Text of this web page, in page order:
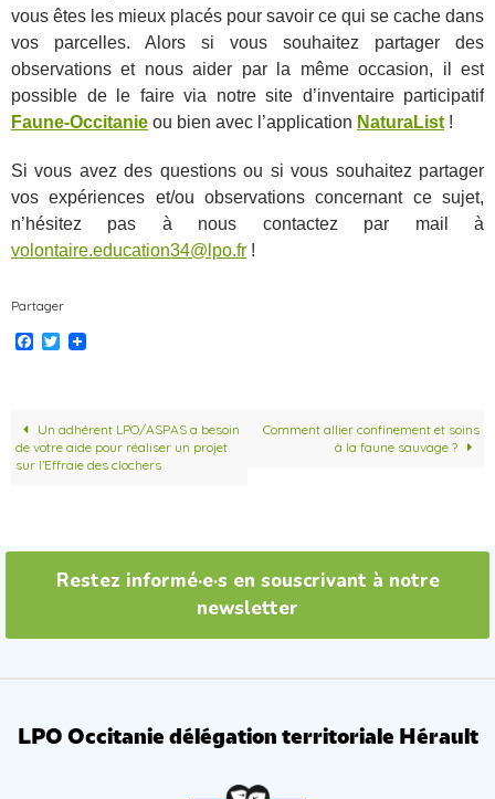
vous êtes les mieux placés pour savoir ce qui se cache dans
vos parcelles. Alors si vous souhaitez partager des
observations et nous aider par la même occasion, il est
possible de le faire via notre site d’inventaire participatif
Faune-Occitanie ou bien avec l’application NaturaList !
Si vous avez des questions ou si vous souhaitez partager
vos expériences et/ou observations concernant ce sujet,
n’hésitez pas à nous contactez par mail à
volontaire.education34@lpo.fr !
Partager
F
o
o
k
T
e
r
Un adhérent LPO/ASPAS a besoin
de votre aide pour réaliser un projet
sur l’Effraie des clochers
Comment allier confinement et soins
à la faune sauvage ?
Restez informé·e·s en souscrivant à notre
newsletter
LPO Occitanie délégation territoriale Hérault